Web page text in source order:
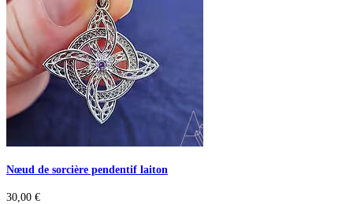
Nœud de sorcière pendentif laiton
30,00 €